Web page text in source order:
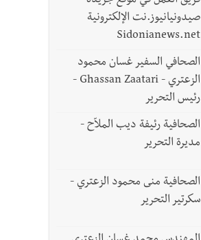
صيدونيانيوز.نت الإلكترونية
Sidonianews.net
الصحافي السفير غسان محمود
الزعتري - Ghassan Zaatari -
رئيس التحرير
الصحافية رئيفة ديب الملاّح -
مديرة التحرير
الصحافية منى محمود الزعتري -
سكرتير التحرير